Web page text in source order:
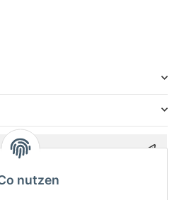
IhrerDatenschutzerklärung
nutzen